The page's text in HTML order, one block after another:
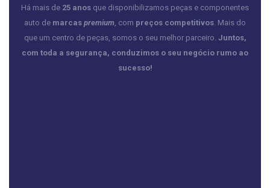
Há mais de 25 anos que disponibilizamos peças e componentes
auto de marcas premium , com preços competitivos . Mais do
que um centro de peças, somos o seu melhor parceiro. Juntos,
com toda a segurança, conduzimos o seu negócio rumo ao
sucesso!